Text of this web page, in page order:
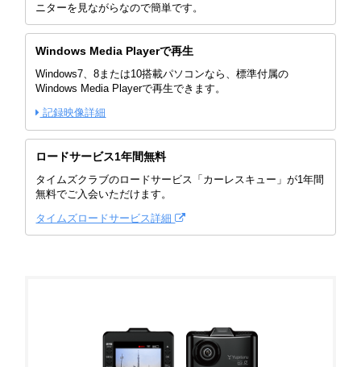
ニターを見ながらなので簡単です。
Windows Media Playerで再生
Windows7、8または10搭載パソコンなら、標準付属の
Windows Media Playerで再生できます。
記録映像詳細
ロードサービス1年間無料
タイムズクラブのロードサービス「カーレスキュー」が1年間
無料でご入会いただけます。
タイムズロードサービス詳細